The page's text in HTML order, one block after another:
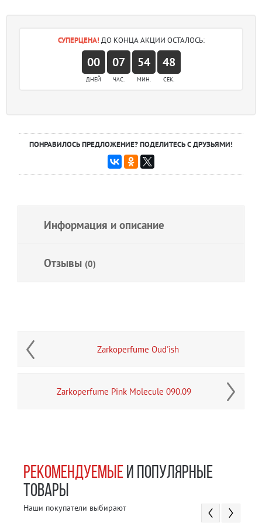
СУПЕРЦЕНА! ДО КОНЦА АКЦИИ ОСТАЛОСЬ:
00 07 54 48
ДНЕЙ ЧАС. МИН. СЕК.
ПОНРАВИЛОСЬ ПРЕДЛОЖЕНИЕ? ПОДЕЛИТЕСЬ С ДРУЗЬЯМИ!
Информация и описание
Отзывы (0)
Zarkoperfume Oud'ish
Zarkoperfume Pink Molecule 090.09
РЕКОМЕНДУЕМЫЕИ ПОПУЛЯРНЫЕ
ТОВАРЫ
Наши покупатели выбирают